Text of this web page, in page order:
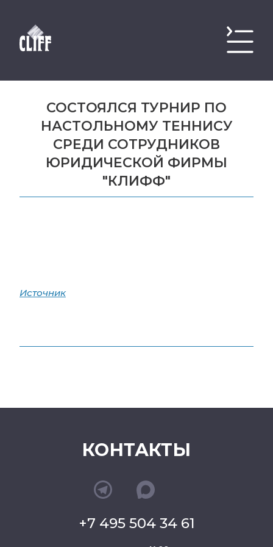
СОСТОЯЛСЯ ТУРНИР ПО
НАСТОЛЬНОМУ ТЕННИСУ
СРЕДИ СОТРУДНИКОВ
ЮРИДИЧЕСКОЙ ФИРМЫ
"КЛИФФ"
Источник
КОНТАКТЫ
+7 495 504 34 61